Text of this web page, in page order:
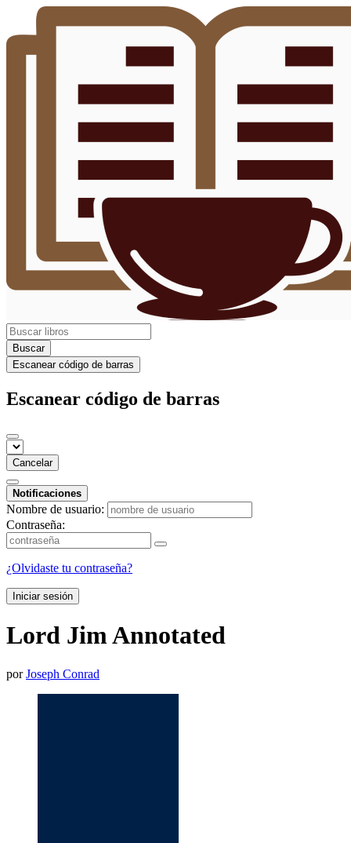
Buscar
Escanear código de barras
Escanear código de barras
Cancelar
Notificaciones
Nombre de usuario:
Contraseña:
¿Olvidaste tu contraseña?
Iniciar sesión
Lord Jim Annotated
porJoseph Conrad